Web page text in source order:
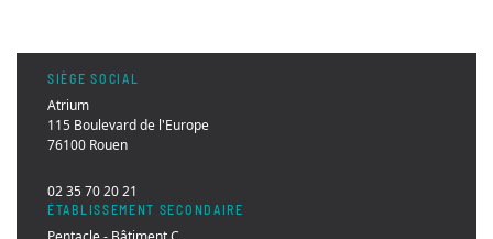
SIÈGE SOCIAL
Atrium
115 Boulevard de l'Europe
76100 Rouen
02 35 70 20 21
ÉTABLISSEMENT SECONDAIRE